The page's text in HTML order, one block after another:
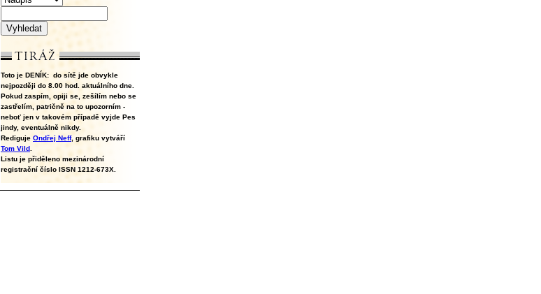
Toto je DENÍK: do sítě jde obvykle
nejpozději do 8.00 hod. aktuálního dne.
Pokud zaspím, opiji se, zešílím nebo se
zastřelím, patričně na to upozorním -
neboť jen v takovém případě vyjde Pes
jindy, eventuálně nikdy.
Rediguje Ondřej Neff, grafiku vytváří
Tom Vild
Listu je přiděleno mezinárodní
registrační číslo ISSN 1212-673X.